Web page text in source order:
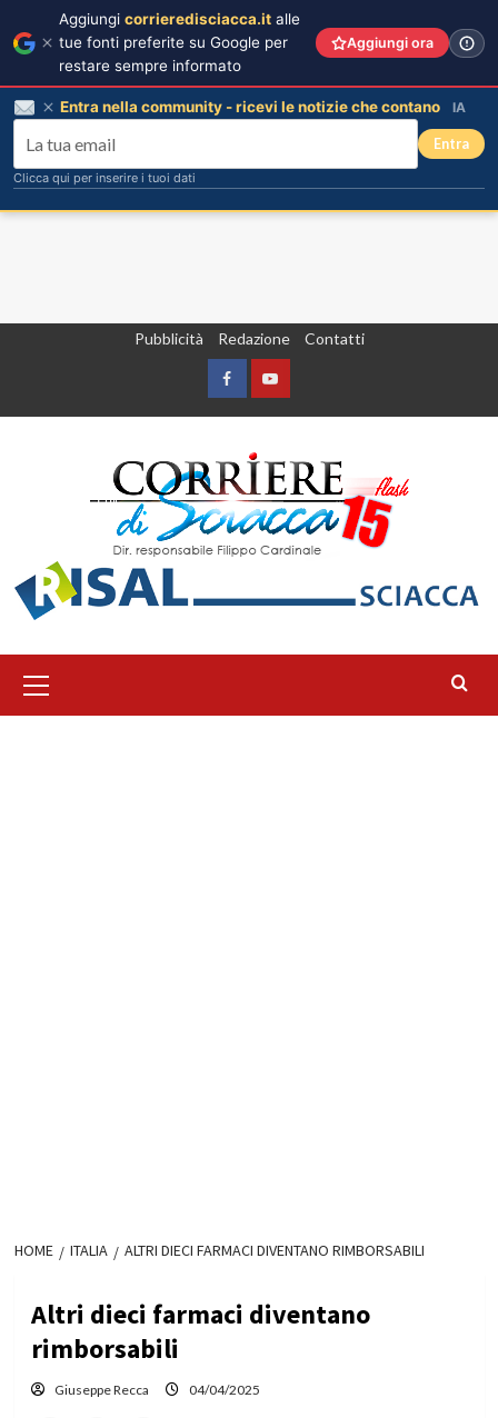
Pubblicità Redazione Contatti
FacebookYountube
principale
HOME ITALIA ALTRI DIECI FARMACI DIVENTANO RIMBORSABILI
Altri dieci farmaci diventano
rimborsabili
Giuseppe Recca 04/04/2025
Aggiungi corrieredisciacca.it alle
tue fonti preferite su Google per
restare sempre informato
Aggiungi ora
Entra nella community - ricevi le notizie che contano IA
Entra
Clicca qui per inserire i tuoi dati